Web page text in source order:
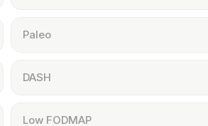
Paleo
DASH
Low FODMAP